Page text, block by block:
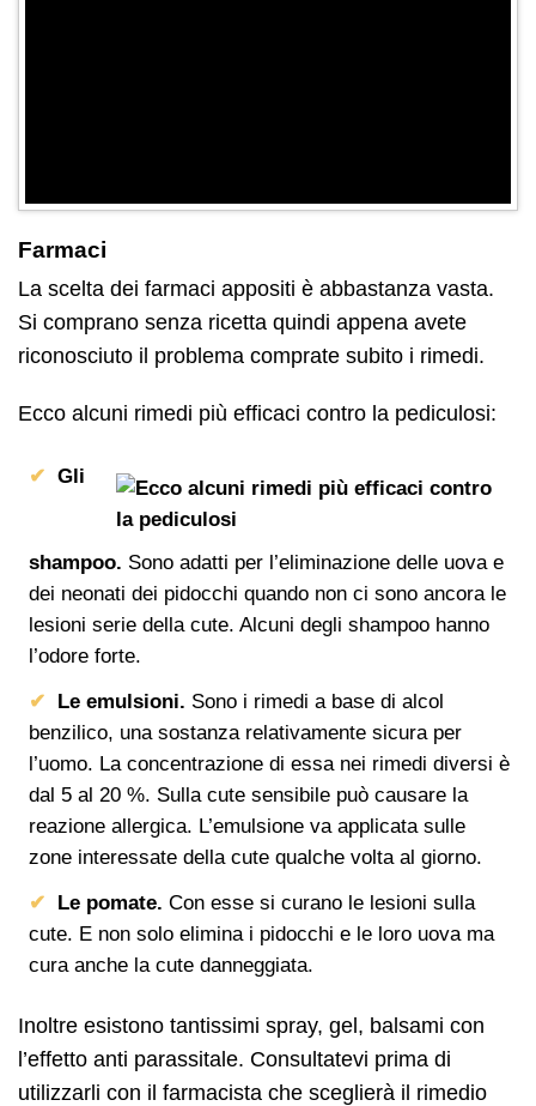
Farmaci
La scelta dei farmaci appositi è abbastanza vasta.
Si comprano senza ricetta quindi appena avete
riconosciuto il problema comprate subito i rimedi.
Ecco alcuni rimedi più efficaci contro la pediculosi:
Gli
shampoo. Sono adatti per l’eliminazione delle uova e
dei neonati dei pidocchi quando non ci sono ancora le
lesioni serie della cute. Alcuni degli shampoo hanno
l’odore forte.
Le emulsioni. Sono i rimedi a base di alcol
benzilico, una sostanza relativamente sicura per
l’uomo. La concentrazione di essa nei rimedi diversi è
dal 5 al 20 %. Sulla cute sensibile può causare la
reazione allergica. L’emulsione va applicata sulle
zone interessate della cute qualche volta al giorno.
Le pomate. Con esse si curano le lesioni sulla
cute. E non solo elimina i pidocchi e le loro uova ma
cura anche la cute danneggiata.
Inoltre esistono tantissimi spray, gel, balsami con
l’effetto anti parassitale. Consultatevi prima di
utilizzarli con il farmacista che sceglierà il rimedio